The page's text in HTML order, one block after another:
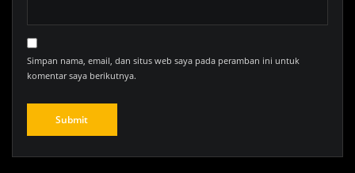
Simpan nama, email, dan situs web saya pada peramban ini untuk
komentar saya berikutnya.